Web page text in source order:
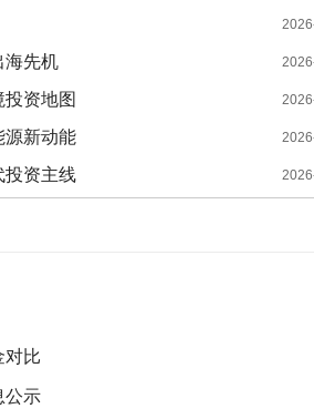
海先机
资地图
源新动能
投资主线
对比
公示